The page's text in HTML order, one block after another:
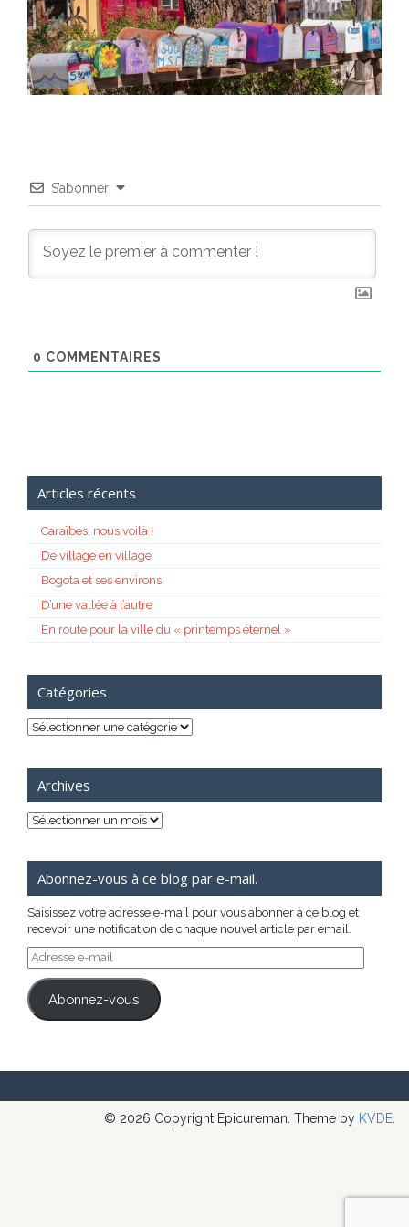
S’abonner
0 COMMENTAIRES
Articles récents
Caraïbes, nous voilà !
De village en village
Bogota et ses environs
D’une vallée à l’autre
En route pour la ville du « printemps éternel »
Catégories
Catégories
Archives
Archives
Abonnez-vous à ce blog par e-mail.
Saisissez votre adresse e-mail pour vous abonner à ce blog et
recevoir une notification de chaque nouvel article par email.
Adresse
e-
mail
Abonnez-vous
© 2026 Copyright Epicureman. Theme by KVDE.